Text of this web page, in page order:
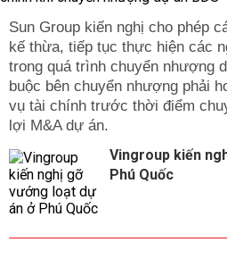
Sun Group kiến nghị cho phép
kế thừa, tiếp tục thực hiện các
trong quá trình chuyển nhượng
buộc bên chuyển nhượng phải
vụ tài chính trước thời điểm
lợi M&A dự án.
Vingroup kiến
Phú Quốc